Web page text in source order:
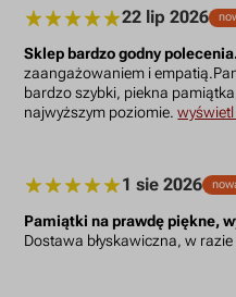
22 lip 2026
Sklep bardzo godny
zaangażowaniem i
bardzo szybki, piekna
najwyższym poziomie.wyświetl
1 sie 2026
Pamiątki na prawdę piękne,
Dostawa błyskawiczna, w